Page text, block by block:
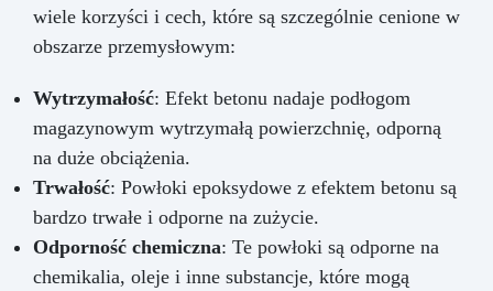
wiele korzyści i cech, które są szczególnie cenione w
obszarze przemysłowym:
Wytrzymałość: Efekt betonu nadaje podłogom
magazynowym wytrzymałą powierzchnię, odporną
na duże obciążenia.
Trwałość: Powłoki epoksydowe z efektem betonu są
bardzo trwałe i odporne na zużycie.
Odporność chemiczna: Te powłoki są odporne na
chemikalia, oleje i inne substancje, które mogą